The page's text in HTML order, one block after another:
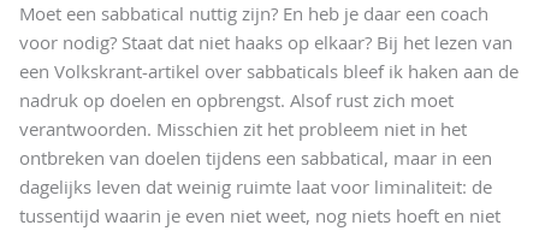
Moet een sabbatical nuttig zijn? En heb je daar een coach
voor nodig? Staat dat niet haaks op elkaar? Bij het lezen van
een Volkskrant-artikel over sabbaticals bleef ik haken aan de
nadruk op doelen en opbrengst. Alsof rust zich moet
verantwoorden. Misschien zit het probleem niet in het
ontbreken van doelen tijdens een sabbatical, maar in een
dagelijks leven dat weinig ruimte laat voor liminaliteit: de
tussentijd waarin je even niet weet, nog niets hoeft en niet